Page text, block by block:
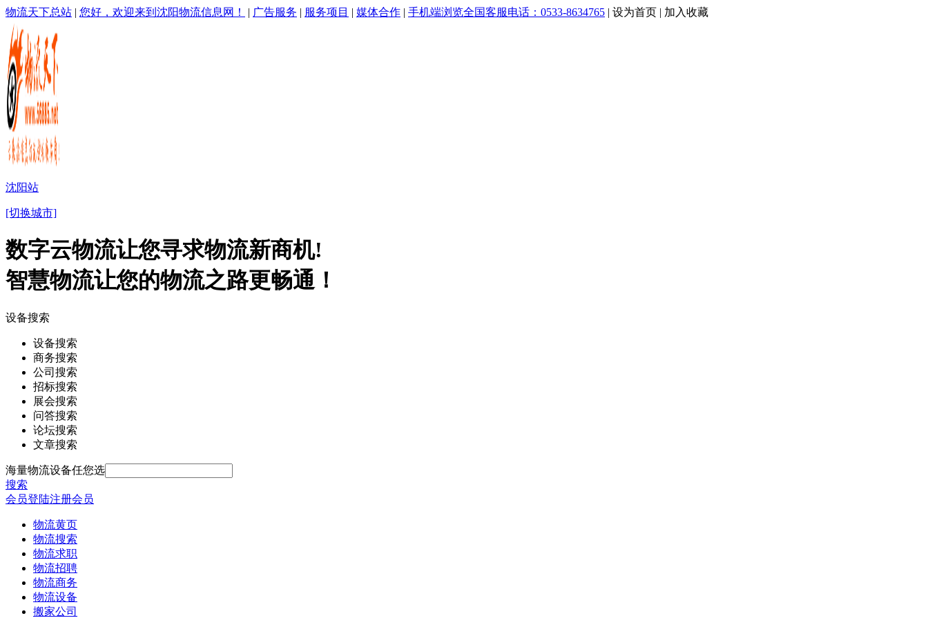
物流天下总站 | 您好，欢迎来到沈阳物流信息网！ | 广告服务 | 服务项目 | 媒体合作 | 手机端浏览全国客服电话：0533-8634765 | 设为首页 | 加入收藏
沈阳站
[切换城市]
数字云物流让您寻求物流新商机!
智慧物流让您的物流之路更畅通！
设备搜索
设备搜索
商务搜索
公司搜索
招标搜索
展会搜索
问答搜索
论坛搜索
文章搜索
海量物流设备任您选
搜索
会员登陆注册会员
物流黄页
物流搜索
物流求职
物流招聘
物流商务
物流设备
搬家公司